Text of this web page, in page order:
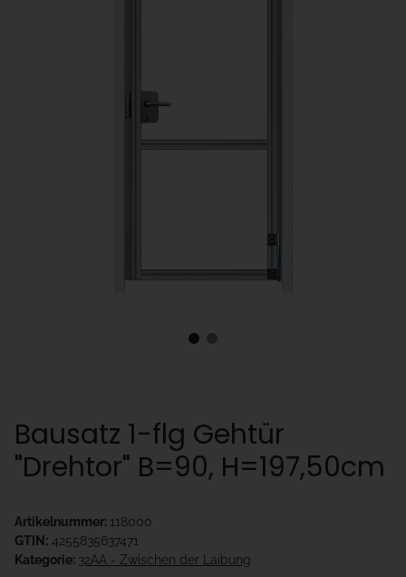
Bausatz 1-flg Gehtür
"Drehtor" B=90, H=197,50cm
Artikelnummer: 118000
GTIN: 4255835637471
Kategorie: 32AA - Zwischen der Laibung